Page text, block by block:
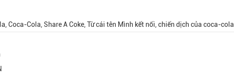
Coca-Cola, Share A Coke, Từ cái tên Mình kết nối, chiến dịch của coca-cola